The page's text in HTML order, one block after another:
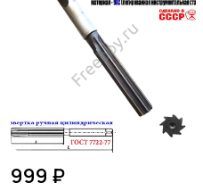
999 ₽